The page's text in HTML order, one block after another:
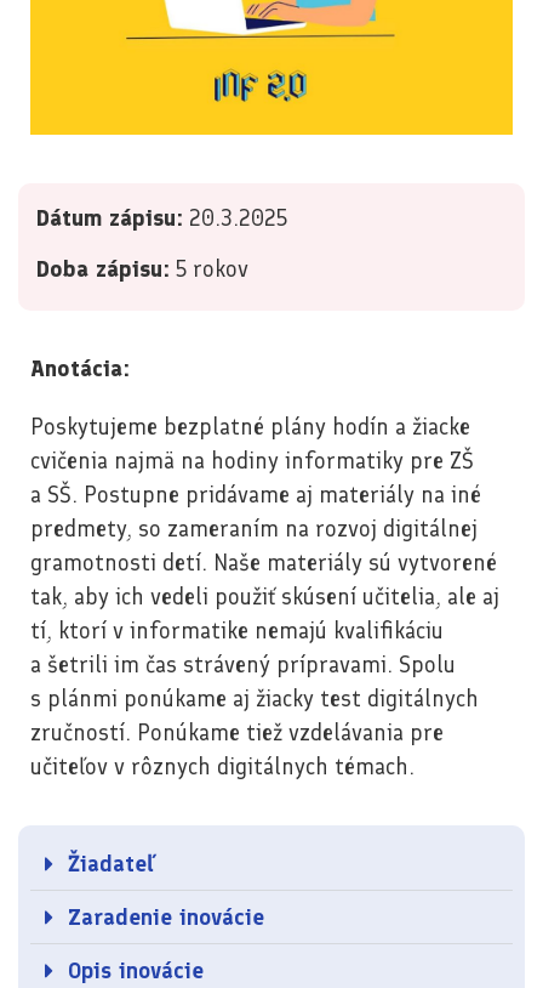
Dátum zápisu: 20.3.2025
Doba zápisu: 5 rokov
Anotácia:
Poskytujeme bezplatné plány hodín a žiacke
cvičenia najmä na hodiny informatiky pre ZŠ
a SŠ. Postupne pridávame aj materiály na iné
predmety, so zameraním na rozvoj digitálnej
gramotnosti detí. Naše materiály sú vytvorené
tak, aby ich vedeli použiť skúsení učitelia, ale aj
tí, ktorí v informatike nemajú kvalifikáciu
a šetrili im čas strávený prípravami. Spolu
s plánmi ponúkame aj žiacky test digitálnych
zručností. Ponúkame tiež vzdelávania pre
učiteľov v rôznych digitálnych témach.
Žiadateľ
Zaradenie inovácie
Opis inovácie